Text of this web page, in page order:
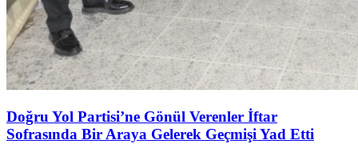
Doğru Yol Partisi’ne Gönül Verenler İftar
Sofrasında Bir Araya Gelerek Geçmişi Yad Etti